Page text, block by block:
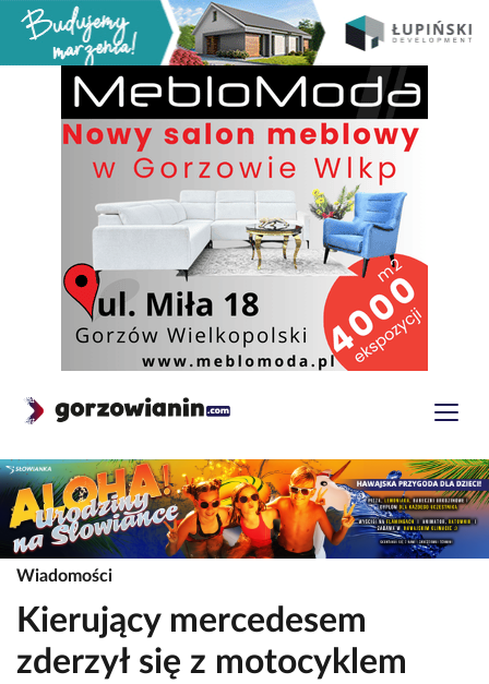
Wiadomości
Kierujący mercedesem
zderzył się z motocyklem